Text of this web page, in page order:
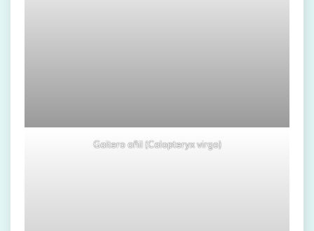
Gaitero añil (Calopteryx virgo)